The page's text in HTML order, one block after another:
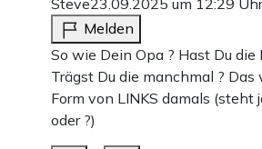
Steve23.09.2025 um 12:29
Melden
So wie Dein Opa ? Hast Du
Trägst Du die manchmal ? Das
Form von LINKS damals (steht
oder ?)